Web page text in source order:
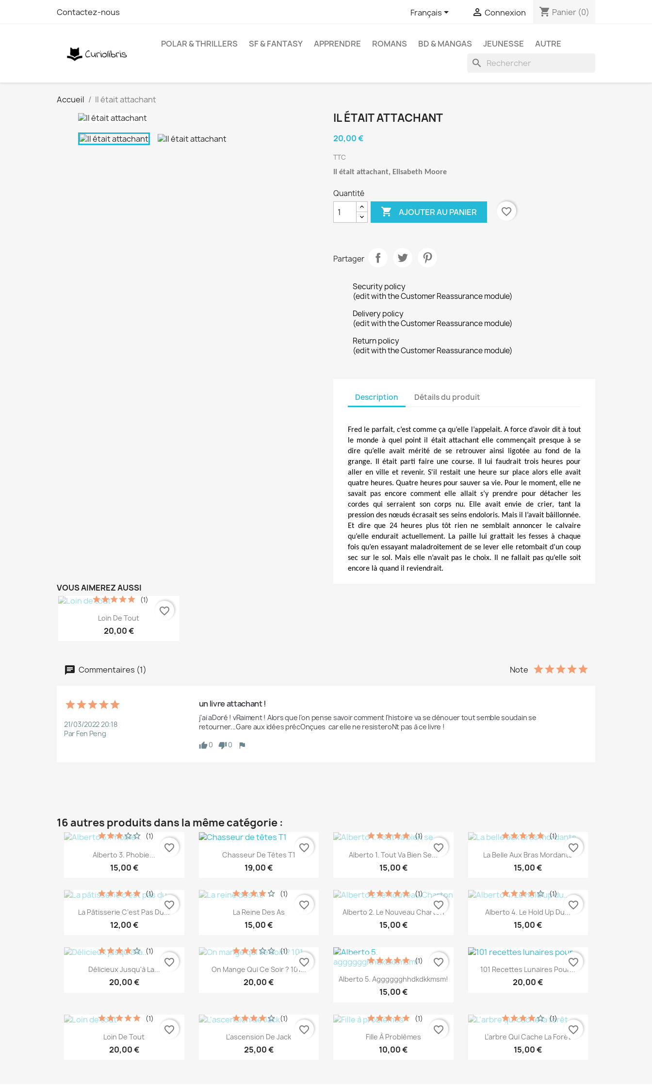
Contactez-nous Français  Connexion shopping_cart Panier (0)
POLAR & THRILLERS SF & FANTASY APPRENDRE ROMANS BD & MANGAS JEUNESSE AUTRE
search
Accueil Il était attachant
IL ÉTAIT ATTACHANT
20,00 €
TTC
Il était attachant, Elisabeth Moore
Quantité
 AJOUTER AU PANIER favorite_border
Partager
Security policy
(edit with the Customer Reassurance module)
Delivery policy
(edit with the Customer Reassurance module)
Return policy
(edit with the Customer Reassurance module)
Description Détails du produit
Fred le parfait, c’est comme ça qu’elle l’appelait. A force d’avoir dit à tout
le monde à quel point il était attachant elle commençait presque à se
dire qu’elle avait mérité de se retrouver ainsi ligotée au fond de la
grange. Il était parti faire une course. Il lui faudrait trois heures pour
aller en ville et revenir. S'il restait une heure sur place alors elle avait
quatre heures. Quatre heures pour sauver sa vie. Pour le moment, elle ne
savait pas encore comment elle allait s’y prendre pour détacher les
cordes qui serraient son corps nu. Elle avait envie de crier, tant la
pression des nœuds écrasait ses seins endoloris. Mais il l’avait bâillonnée.
Et dire que 24 heures plus tôt rien ne semblait annoncer le calvaire
qu’elle endurait actuellement. La paille lui grattait les fesses à chaque
fois qu’en essayant maladroitement de se lever elle retombait d’un coup
sec sur le sol. Mais elle n’avait pas le choix. Il ne fallait pas qu’elle soit
encore là quand il reviendrait.
VOUS AIMEREZ AUSSI
Aperçu rapide
Loin De Tout
20,00 €
(1)
favorite_border
Commentaires (1) Note
21/03/2022 20:18
Par Fen Peng
un livre attachant !
j'ai aDoré ! vRaiment ! Alors que l'on pense savoir comment l'histoire va se dénouer tout semble soudain se
retourner...Gare aux idées précOnçues  car elle ne resisteroNt pas à ce livre !
0
0
16 autres produits dans la même catégorie :
Aperçu rapide
Alberto 3. Phobie...
15,00 €
(1)
favorite_border Aperçu rapide
Chasseur De Têtes T1
19,00 €
favorite_border Aperçu rapide
Alberto 1. Tout Va Bien Se...
15,00 €
(1)
favorite_border Aperçu rapide
La Belle Aux Bras Mordants
15,00 €
(1)
favorite_border
Aperçu rapide
La Pâtisserie C’est Pas Du...
12,00 €
(1)
favorite_border Aperçu rapide
La Reine Des As
15,00 €
(1)
favorite_border Aperçu rapide
Alberto 2. Le Nouveau Charton
15,00 €
(1)
favorite_border Aperçu rapide
Alberto 4. Le Hold Up Du...
15,00 €
(1)
favorite_border
Aperçu rapide
Délicieux Jusqu'à La...
20,00 €
(1)
favorite_border Aperçu rapide
On Mange Qui Ce Soir ? 101...
20,00 €
(1)
favorite_border
 Aperçu rapide
Alberto 5. Agggggghhdkdkkmsm!
15,00 €
(1) favorite_border Aperçu rapide
101 Recettes Lunaires Pour...
20,00 €
favorite_border
Aperçu rapide
Loin De Tout
20,00 €
(1)
favorite_border Aperçu rapide
L'ascension De Jack
25,00 €
(1)
favorite_border Aperçu rapide
Fille À Problèmes
10,00 €
(1)
favorite_border Aperçu rapide
L’arbre Qui Cache La Forêt
15,00 €
(1)
favorite_border